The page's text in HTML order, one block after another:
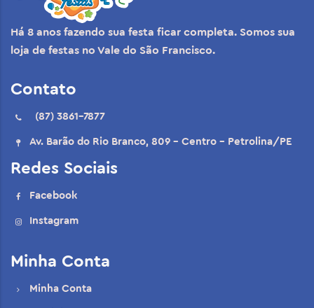
Há 8 anos fazendo sua festa ficar completa. Somos sua
loja de festas no Vale do São Francisco.
Contato
(87) 3861-7877
Av. Barão do Rio Branco, 809 - Centro - Petrolina/PE
Redes Sociais
Facebook
Instagram
Minha Conta
Minha Conta